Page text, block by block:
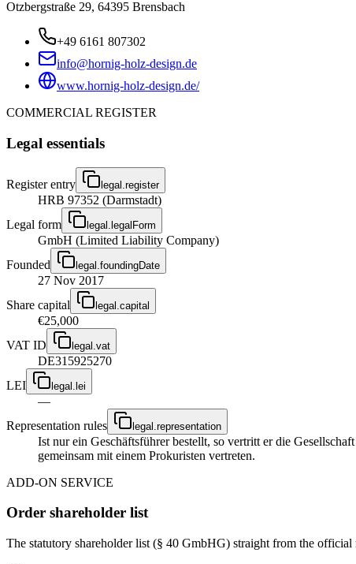
Otzbergstraße 29, 64395 Brensbach
+49 6161 807302
info@hornig-holz-design.de
www.hornig-holz-design.de/
COMMERCIAL REGISTER
Legal essentials
Register entry legal.register
HRB 97352 (Darmstadt)
Legal form
legal.legalForm
GmbH (Limited Liability Company)
Founded
legal.foundingDate
27 Nov 2017
Share capital
legal.capital
€25,000
VAT ID
legal.vat
DE315925270
LEI
legal.lei
—
Representation rules
legal.representation
Ist nur ein Geschäftsführer bestellt, so vertritt er die
gemeinsam mit einem Prokuristen vertreten.
ADD-ON SERVICE
Order shareholder list
The statutory shareholder list (§ 40 GmbHG) straight from the